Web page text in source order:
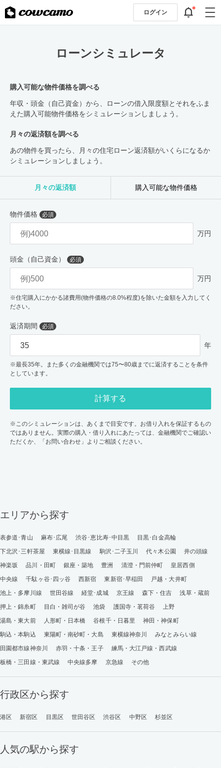
ログイン
ローンシミュレータ
購入可能な物件価格を調べる
年収・頭金（自己資金）から、ローンの借入限度額とそれをふま
えた購入可能物件価格をシミュレーションしましょう。
月々の返済額を調べる
あの物件を買ったら、月々の住宅ローン返済額がいくらになるか
シミュレーションしましょう。
月々の返済額 購入可能な物件価格
物件価格 必須
万円
頭金（自己資金） 必須
万円
※住宅購入にかかる諸費用(物件価格の8.0%程度)を除いた金額を入力してく
ださい。
返済期間 必須
年
※最長35年。また多くの金融機関では75〜80歳までに返済することを条件
としています。
計算する
※このシミュレーションは、あくまで目安です。お借り入れを保証するもの
ではありません。実際の購入・借り入れにあたっては、金融機関でご確認い
ただくか、「お問い合わせ」よりご相談ください。
エリアから探す
表参道･青山 麻布･広尾 渋谷･恵比寿･中目黒
目黒･白金高輪
下北沢･三軒茶屋
東横線･目黒線 駒沢･二子玉川 代々木公園
井の頭線
神楽坂
品川・田町 銀座・築地 豊洲 清澄・門前仲町
皇居西側
中央線
千駄ヶ谷･四ッ谷 西新宿 東新宿･早稲田
戸越・大井町
池上・多摩川線
世田谷線 経堂･成城 京王線 森下・住吉
浅草・蔵前
押上・錦糸町
目白・雑司が谷 池袋 護国寺・茗荷谷
上野
湯島・東大前
人形町・日本橋 谷根千・日暮里
神田・神保町
駒込・本駒込
東陽町・南砂町・大島 東横線神奈川
みなとみらい線
田園都市線神奈川
赤羽・十条・王子
練馬・大江戸線・西武線
板橋・三田線・東武線
中央線多摩 京急線 その他
行政区から探す
港区 新宿区 目黒区 世田谷区 渋谷区 中野区 杉並区
人気の駅から探す